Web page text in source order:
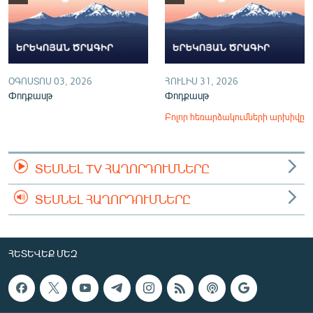
ՕԳՈՍՏՈՍ 03, 2026
Փոդքասթ
ՀՈՒԼԻՍ 31, 2026
Փոդքասթ
Բոլոր հեռարձակումների արխիվը
ՏԵՍՆԵԼ TV ՀԱՂՈՐԴՈՒՄՆԵՐԸ
ՏԵՍՆԵԼ ՀԱՂՈՐԴՈՒՄՆԵՐԸ
ՀԵՏԵՎԵՔ ՄԵԶ